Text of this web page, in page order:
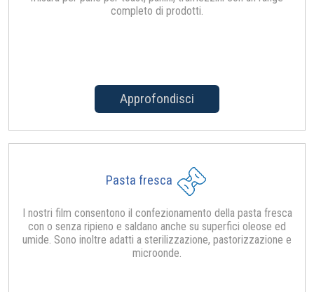
completo di prodotti.
Approfondisci
Pasta fresca
I nostri film consentono il confezionamento della pasta fresca
con o senza ripieno e saldano anche su superfici oleose ed
umide. Sono inoltre adatti a sterilizzazione, pastorizzazione e
microonde.